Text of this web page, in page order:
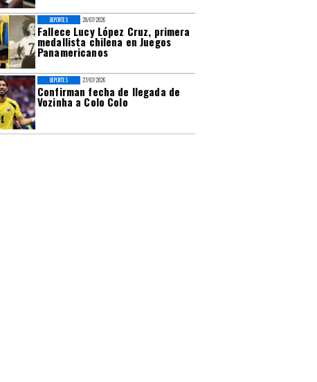
28/07/2026
Fallece Lucy López Cruz, primera
medallista chilena en Juegos
Panamericanos
DEPORTES
27/07/2026
Confirman fecha de llegada de
Vozinha a Colo Colo
DEPORTES